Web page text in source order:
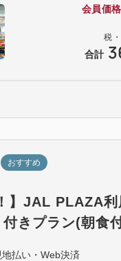
会員価格
税
合計
おすすめ
】JAL PLAZA利
付きプラン(朝食
地払い・Web決済